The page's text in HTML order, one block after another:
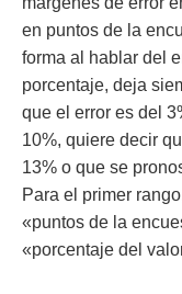
en puntos de la
forma al hablar del
porcentaje, deja
que el error es del
10%, quiere decir
13% o que se
Para el primer
«puntos de la
«porcentaje del